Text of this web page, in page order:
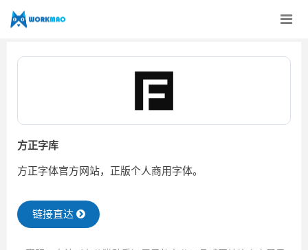
方正字库
方正字体官方网站，正版个人商用字体。
链接直达